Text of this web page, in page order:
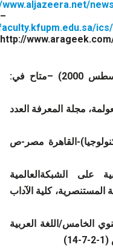
-http://
مجلة المعرفة العدد
القاهرة مصر-ص
على الشبكةالعالمية
المستنصرية، كلية الآداب
الخامس/اللغة العربية